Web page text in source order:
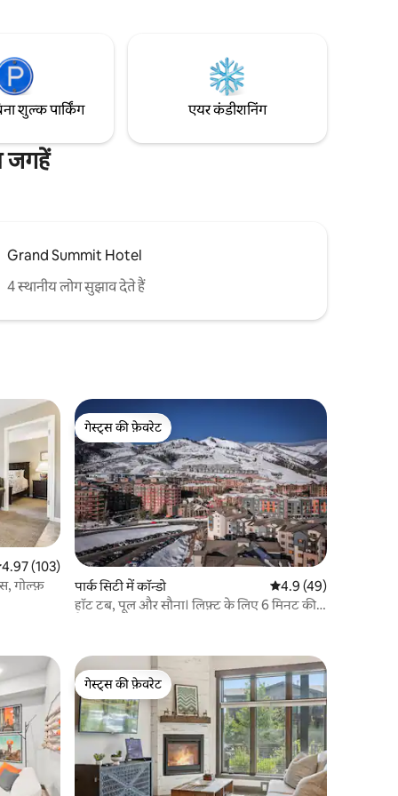
शुल्क पार्किंग एयर कंडीशनिंग
जगहें
Grand Summit Hotel
4 स्थानीय लोग सुझाव देते हैं
रेटिंग 5 में से 4.97, 103 समीक्षाएँ
4.97 (103)
गोल्फ़
गेस्ट्स की फ़ेवरेट
गेस्ट्स की फ़ेवरेट
पार्क सिटी में कॉन्डो औसत रेटिंग 5 में से 4.9,
4.9 (49)
हॉट टब, पूल और सौना। लिफ़्ट के लिए 6 मिनट की
गेस्ट्स की फ़ेवरेट
गेस्ट्स की फ़ेवरेट